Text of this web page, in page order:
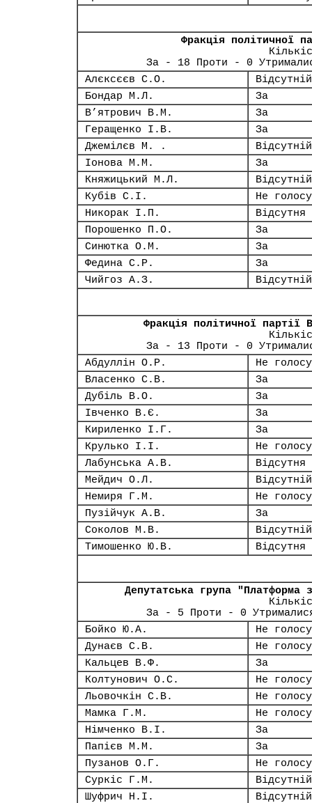
Фракція політичної
За - 18 Проти - 0
Алєксєєв С.О.
Відсутній
Бондар М.Л.
За
В’ятрович В.М.
За
Геращенко І.В.
За
Джемілєв М. .
Відсутній
Іонова М.М.
За
Княжицький М.Л.
Відсутній
Кубів С.І.
Не
Никорак І.П.
Відсутня
Порошенко П.О.
За
Синютка О.М.
За
Федина С.Р.
За
Чийгоз А.З.
Відсутній
Фракція політичної партії
За - 13 Проти - 0
Абдуллін О.Р.
Не
Власенко С.В.
За
Дубіль В.О.
За
Івченко В.Є.
За
Кириленко І.Г.
За
Крулько І.І.
Не
Лабунська А.В.
Відсутня
Мейдич О.Л.
Відсутній
Немиря Г.М.
Не
Пузійчук А.В.
За
Соколов М.В.
Відсутній
Тимошенко Ю.В.
Відсутня
Депутатська група
За - 5 Проти - 0
Бойко Ю.А.
Не
Дунаєв С.В.
Не
Кальцев В.Ф.
За
Колтунович О.С.
Не
Льовочкін С.В.
Не
Мамка Г.М.
Не
Німченко В.І.
За
Папієв М.М.
За
Пузанов О.Г.
Не
Суркіс Г.М.
Відсутній
Шуфрич Н.І.
Відсутній